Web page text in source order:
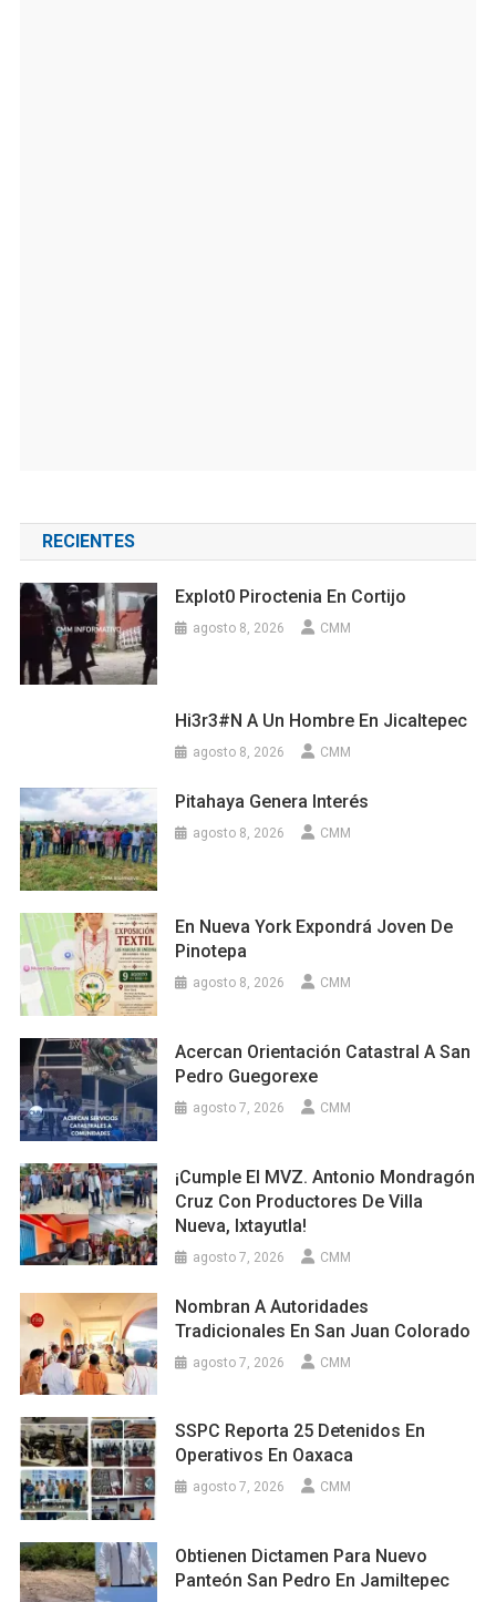
RECIENTES
Explot0 Piroctenia En Cortijo
agosto 8, 2026 CMM
Hi3r3#n A Un Hombre En Jicaltepec
agosto 8, 2026 CMM
Pitahaya Genera Interés
agosto 8, 2026 CMM
En Nueva York Expondrá Joven De
Pinotepa
agosto 8, 2026 CMM
Acercan Orientación Catastral A San
Pedro Guegorexe
agosto 7, 2026 CMM
¡Cumple El MVZ. Antonio Mondragón
Cruz Con Productores De Villa
Nueva, Ixtayutla!
agosto 7, 2026 CMM
Nombran A Autoridades
Tradicionales En San Juan Colorado
agosto 7, 2026 CMM
SSPC Reporta 25 Detenidos En
Operativos En Oaxaca
agosto 7, 2026 CMM
Obtienen Dictamen Para Nuevo
Panteón San Pedro En Jamiltepec